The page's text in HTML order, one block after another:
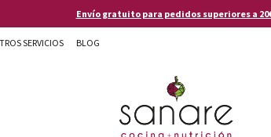
Envío gratuito para pedidos superiores a
SERVICIOS BLOG